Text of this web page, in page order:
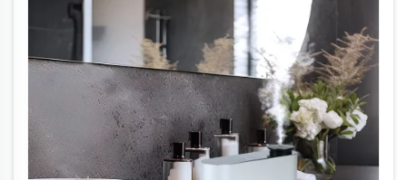
bagay nang sabay. Ano ang nangyayari sa